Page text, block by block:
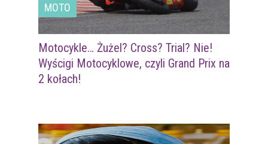
MOTO
Motocykle… Żużel? Cross? Trial? Nie!
Wyścigi Motocyklowe, czyli Grand Prix na
2 kołach!